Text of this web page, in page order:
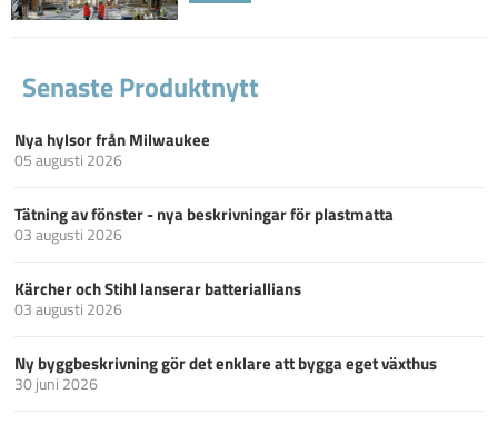
Senaste Produktnytt
Nya hylsor från Milwaukee
05 augusti 2026
Tätning av fönster - nya beskrivningar för plastmatta
03 augusti 2026
Kärcher och Stihl lanserar batteriallians
03 augusti 2026
Ny byggbeskrivning gör det enklare att bygga eget växthus
30 juni 2026